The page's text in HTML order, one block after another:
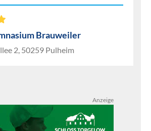
Brauweiler
2, 50259 Pulheim
Anzeige